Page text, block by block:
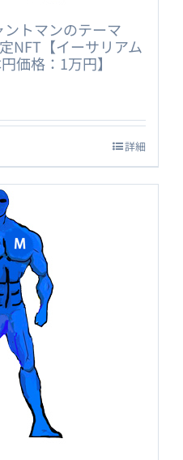
ントマンのテーマ
NFT【イーサリアム
価格：1万円】
詳細